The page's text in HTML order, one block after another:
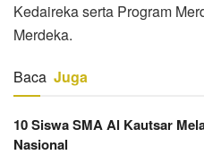
Kedaireka serta Program
Merdeka.
Baca Juga
10 Siswa SMA Al Kautsar
Nasional